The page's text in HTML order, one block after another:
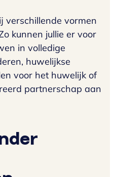
verschillende vormen
kunnen jullie er voor
in volledige
huwelijkse
voor het huwelijk of
partnerschap aan